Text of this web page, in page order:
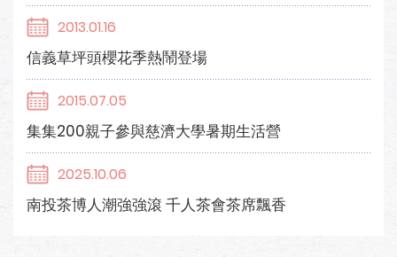
2013.01.16
信義草坪頭櫻花季熱鬧登場
2015.07.05
集集200親子參與慈濟大學暑期生活營
2025.10.06
南投茶博人潮強強滾 千人茶會茶席飄香